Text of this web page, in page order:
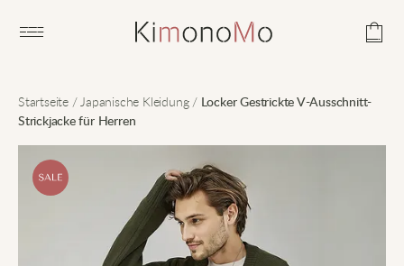
Open main menu
Startseite/Japanische Kleidung/ Locker Gestrickte V-Ausschnitt-
Strickjacke für Herren